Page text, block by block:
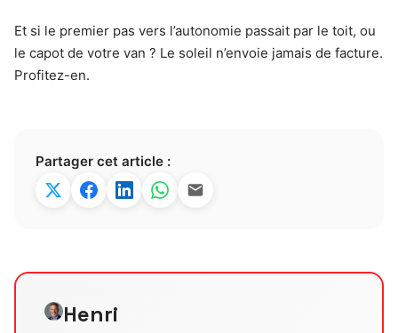
Et si le premier pas vers l’autonomie passait par le toit, ou
le capot de votre van ? Le soleil n’envoie jamais de facture.
Profitez-en.
Partager cet article :
Henri